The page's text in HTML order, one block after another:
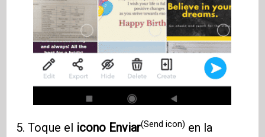
5. Toque el icono Enviar(Send icon) en la